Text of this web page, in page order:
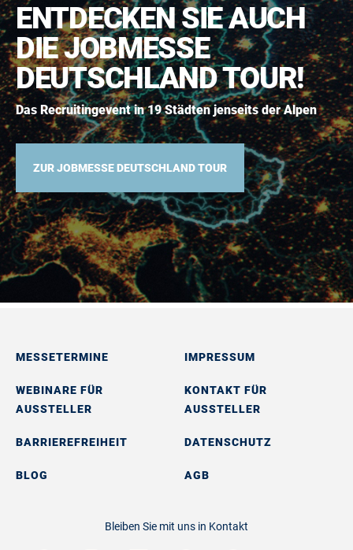
ENTDECKEN SIE AUCH
DIE JOBMESSE
DEUTSCHLAND TOUR!
Das Recruitingevent in 19 Städten jenseits der Alpen
ZUR JOBMESSE DEUTSCHLAND TOUR
MESSETERMINE
WEBINARE FÜR
AUSSTELLER
BARRIEREFREIHEIT
BLOG
IMPRESSUM
KONTAKT FÜR
AUSSTELLER
DATENSCHUTZ
AGB
Bleiben Sie mit uns in Kontakt